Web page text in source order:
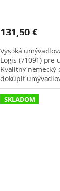
131,50 €
Vysoká
Logis (71091) pre
Kvalitný nemecký
dokúpiť
SKLADOM